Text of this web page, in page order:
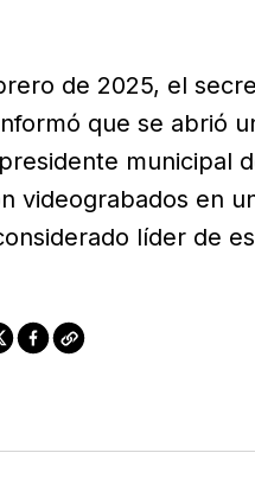
de 2025, el
que se abrió
municipal
videograbados en
líder de